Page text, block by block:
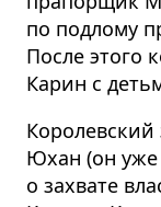
по подлому
После этого
Карин с
Королевский
Юхан (он уже
о захвате